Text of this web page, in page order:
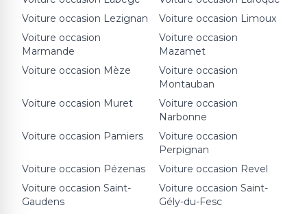
Voiture occasion Lezignan Voiture occasion Limoux
Voiture occasion
Marmande
Voiture occasion
Mazamet
Voiture occasion Mèze
Voiture occasion
Montauban
Voiture occasion Muret
Voiture occasion
Narbonne
Voiture occasion Pamiers
Voiture occasion
Perpignan
Voiture occasion Pézenas Voiture occasion Revel
Voiture occasion Saint-
Gaudens
Voiture occasion Saint-
Gély-du-Fesc